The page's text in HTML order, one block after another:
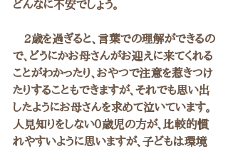
どんなに不安でしょう。
2歳を過ぎると、言葉での理解ができるの
で、どうにかお母さんがお迎えに来てくれる
ことがわかったり、おやつで注意を惹きつけ
たりすることもできますが、それでも思い出
したようにお母さんを求めて泣いています。
人見知りをしない０歳児の方が、比較的慣
れやすいように思いますが、子どもは環境